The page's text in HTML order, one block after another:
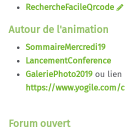
RechercheFacileQrcode
Autour de l'animation
SommaireMercredi19
LancementConference
GaleriePhoto2019 ou lien
https://www.yogile.com/
Forum ouvert